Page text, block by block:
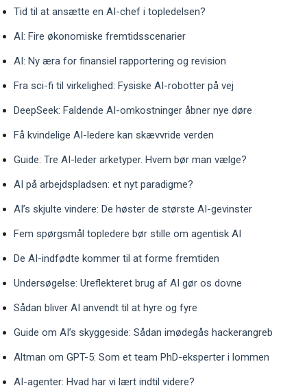
Tid til at ansætte en AI-chef i topledelsen?
AI: Fire økonomiske fremtidsscenarier
AI: Ny æra for finansiel rapportering og revision
Fra sci-fi til virkelighed: Fysiske AI-robotter på vej
DeepSeek: Faldende AI-omkostninger åbner nye døre
Få kvindelige AI-ledere kan skævvride verden
Guide: Tre AI-leder arketyper. Hvem bør man vælge?
AI på arbejdspladsen: et nyt paradigme?
AI’s skjulte vindere: De høster de største AI-gevinster
Fem spørgsmål topledere bør stille om agentisk AI
De AI-indfødte kommer til at forme fremtiden
Undersøgelse: Ureflekteret brug af AI gør os dovne
Sådan bliver AI anvendt til at hyre og fyre
Guide om AI’s skyggeside: Sådan imødegås hackerangreb
Altman om GPT-5: Som et team PhD-eksperter i lommen
AI-agenter: Hvad har vi lært indtil videre?